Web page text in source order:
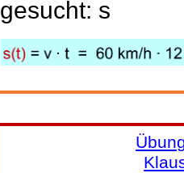
gesucht: s